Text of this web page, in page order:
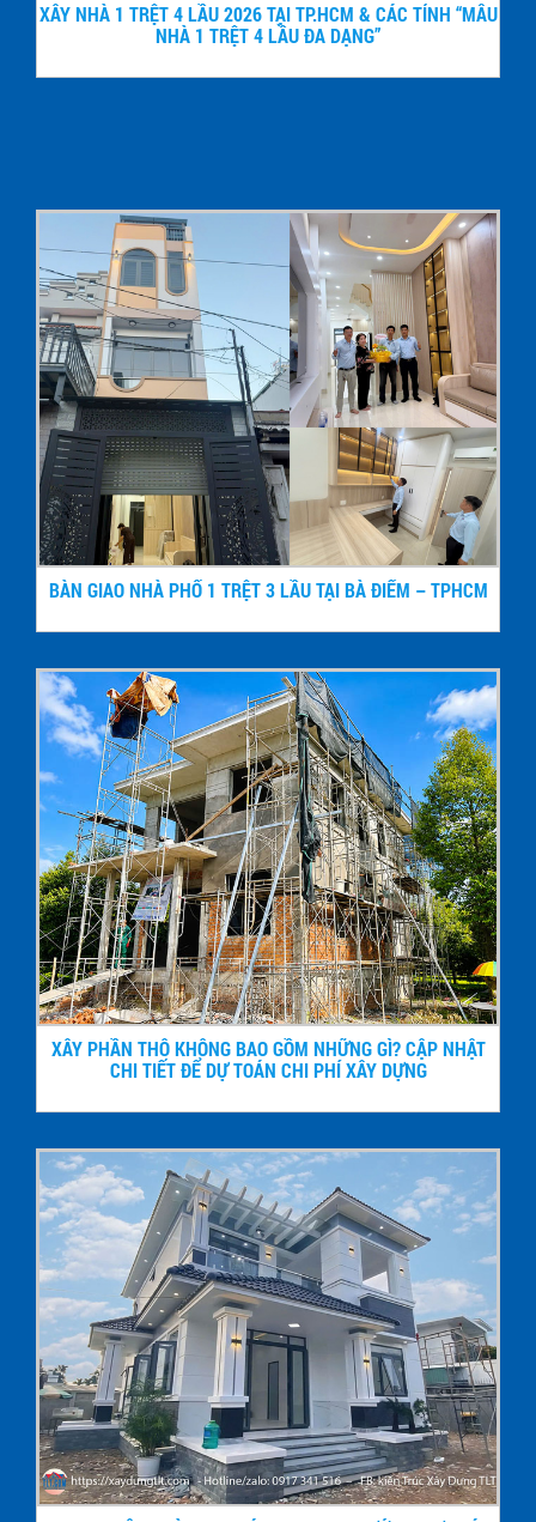
XÂY NHÀ 1 TRỆT 4 LẦU 2026 TẠI TP.HCM & CÁC TỈNH “MẪU
NHÀ 1 TRỆT 4 LẦU ĐA DẠNG”
BÀN GIAO NHÀ PHỐ 1 TRỆT 3 LẦU TẠI BÀ ĐIỂM – TPHCM
XÂY PHẦN THÔ KHÔNG BAO GỒM NHỮNG GÌ? CẬP NHẬT
CHI TIẾT ĐỂ DỰ TOÁN CHI PHÍ XÂY DỰNG